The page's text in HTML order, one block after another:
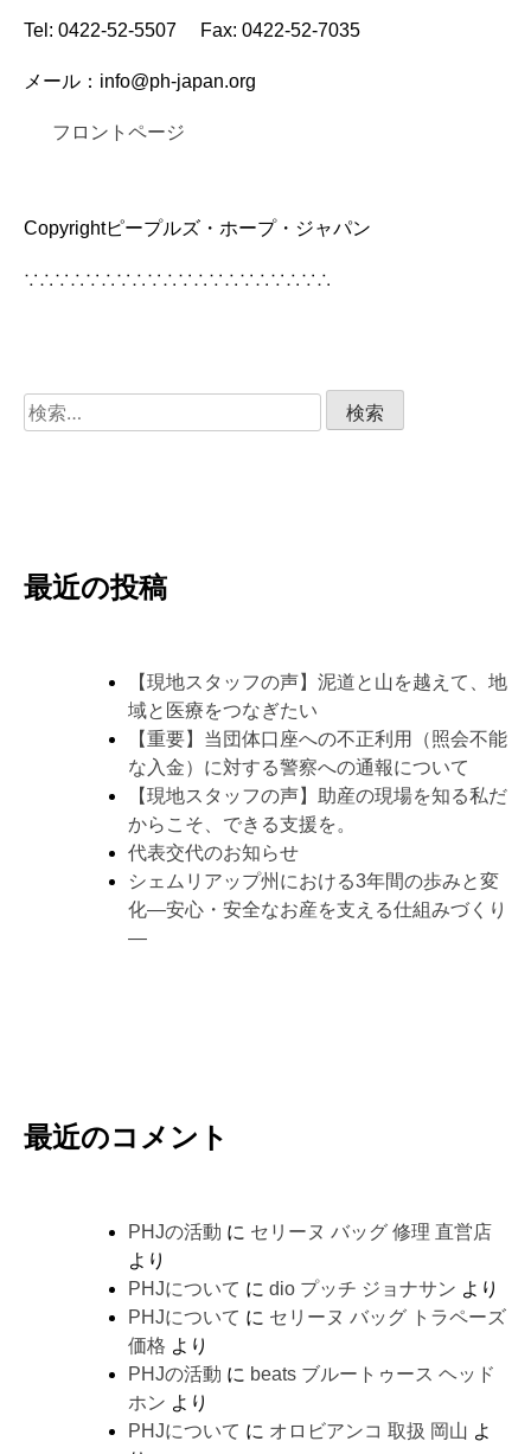
Tel: 0422-52-5507 Fax: 0422-52-7035
メール：info@ph-japan.org
フロントページ
Copyrightピープルズ・ホープ・ジャパン
∵∴∵∴∵∴∵∴∵∴∵∴∵∴∵∴∵∴∵∴
検
索:
最近の投稿
【現地スタッフの声】泥道と山を越えて、地
域と医療をつなぎたい
【重要】当団体口座への不正利用（照会不能
な入金）に対する警察への通報について
【現地スタッフの声】助産の現場を知る私だ
からこそ、できる支援を。
代表交代のお知らせ
シェムリアップ州における3年間の歩みと変
化―安心・安全なお産を支える仕組みづくり
―
最近のコメント
PHJの活動 に セリーヌ バッグ 修理 直営店
より
PHJについて に dio プッチ ジョナサン より
PHJについて に セリーヌ バッグ トラペーズ
価格 より
PHJの活動 に beats ブルートゥース ヘッド
ホン より
PHJについて に オロビアンコ 取扱 岡山 よ